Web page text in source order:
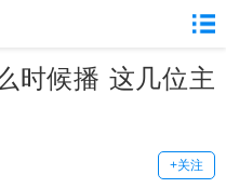
时候播 这几位主
+关注